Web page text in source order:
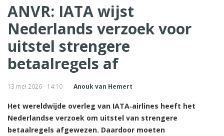
ANVR: IATA wijst
Nederlands verzoek voor
uitstel strengere
betaalregels af
13 mei 2026 - 14:10 Anouk van Hemert
Het wereldwijde overleg van IATA‑airlines heeft het
Nederlandse verzoek om uitstel van strengere
betaalregels afgewezen. Daardoor moeten